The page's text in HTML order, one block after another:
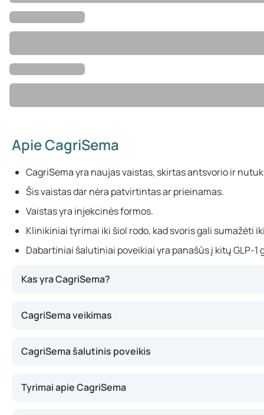
Apie CagriSema
CagriSema yra naujas vaistas, skirtas antsvorio ir
Šis vaistas dar nėra patvirtintas ar prieinamas.
Vaistas yra injekcinės formos.
Klinikiniai tyrimai iki šiol rodo, kad svoris gali sumažėti
Dabartiniai šalutiniai poveikiai yra panašūs į kitų GLP-1
Kas yra CagriSema?
CagriSema veikimas
CagriSema šalutinis poveikis
Tyrimai apie CagriSema